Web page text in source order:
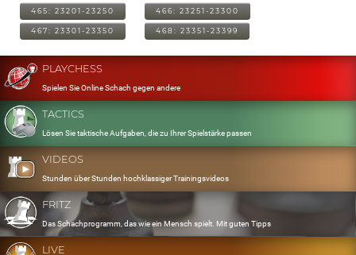
465: 23201-23250 466: 23251-23300
467: 23301-23350 468: 23351-23399
PLAYCHESS
Spielen Sie Online Schach gegen andere
TACTICS
Lösen Sie taktische Aufgaben, die zu Ihrer Spielstärke passen
VIDEOS
Stunden über Stunden hochklassiger Trainingsvideos
FRITZ
Das Schachprogramm, das wie ein Mensch spielt. Mit guten Tipps
LIVE